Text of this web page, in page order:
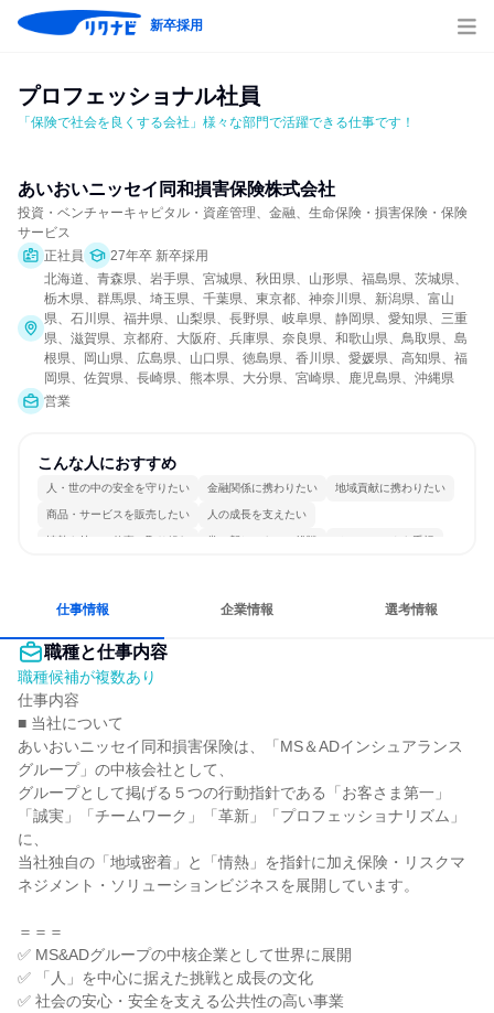
新卒採用
プロフェッショナル社員
「保険で社会を良くする会社」様々な部門で活躍できる仕事です！
あいおいニッセイ同和損害保険株式会社
投資・ベンチャーキャピタル・資産管理、金融、生命保険・損害保険・保険
サービス
正社員
27年卒 新卒採用
北海道、青森県、岩手県、宮城県、秋田県、山形県、福島県、茨城県、
栃木県、群馬県、埼玉県、千葉県、東京都、神奈川県、新潟県、富山
県、石川県、福井県、山梨県、長野県、岐阜県、静岡県、愛知県、三重
県、滋賀県、京都府、大阪府、兵庫県、奈良県、和歌山県、鳥取県、島
根県、岡山県、広島県、山口県、徳島県、香川県、愛媛県、高知県、福
岡県、佐賀県、長崎県、熊本県、大分県、宮崎県、鹿児島県、沖縄県
営業
こんな人におすすめ
人・世の中の安全を守りたい 金融関係に携わりたい 地域貢献に携わりたい
商品・サービスを販売したい 人の成長を支えたい
情熱を持って仕事に取り組む 常に新しいものに挑戦 チームワークを重視
仕事情報 企業情報 選考情報
職種と仕事内容
職種候補が複数あり
仕事内容
■ 当社について
あいおいニッセイ同和損害保険は、「MS＆ADインシュアランス
グループ」の中核会社として、
グループとして掲げる５つの行動指針である「お客さま第一」
「誠実」「チームワーク」「革新」「プロフェッショナリズム」
に、
当社独自の「地域密着」と「情熱」を指針に加え保険・リスクマ
ネジメント・ソリューションビジネスを展開しています。
＝＝＝
✅ MS&ADグループの中核企業として世界に展開
✅ 「人」を中心に据えた挑戦と成長の文化
✅ 社会の安心・安全を支える公共性の高い事業